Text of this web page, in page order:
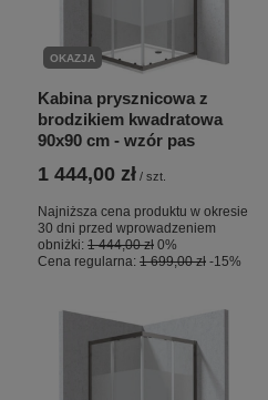
OKAZJA
Kabina prysznicowa z
brodzikiem kwadratowa
90x90 cm - wzór pas
1 444,00 zł / szt.
Najniższa cena produktu w okresie
30 dni przed wprowadzeniem
obniżki: 1 444,00 zł 0%
Cena regularna: 1 699,00 zł -15%